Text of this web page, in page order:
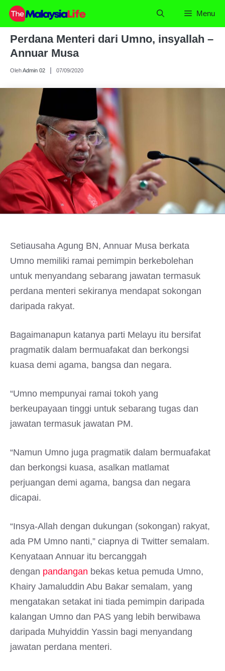
Skip
content
Menu
Perdana Menteri dari Umno, insyallah –
Annuar Musa
OlehAdmin 02 07/09/2020
Setiausaha Agung BN, Annuar Musa berkata
Umno memiliki ramai pemimpin berkebolehan
untuk menyandang sebarang jawatan termasuk
perdana menteri sekiranya mendapat sokongan
daripada rakyat.
Bagaimanapun katanya parti Melayu itu bersifat
pragmatik dalam bermuafakat dan berkongsi
kuasa demi agama, bangsa dan negara.
“Umno mempunyai ramai tokoh yang
berkeupayaan tinggi untuk sebarang tugas dan
jawatan termasuk jawatan PM.
“Namun Umno juga pragmatik dalam bermuafakat
dan berkongsi kuasa, asalkan matlamat
perjuangan demi agama, bangsa dan negara
dicapai.
“Insya-Allah dengan dukungan (sokongan) rakyat,
ada PM Umno nanti,” ciapnya di Twitter semalam.
Kenyataan Annuar itu bercanggah
dengan pandangan bekas ketua pemuda Umno,
Khairy Jamaluddin Abu Bakar semalam, yang
mengatakan setakat ini tiada pemimpin daripada
kalangan Umno dan PAS yang lebih berwibawa
daripada Muhyiddin Yassin bagi menyandang
jawatan perdana menteri.